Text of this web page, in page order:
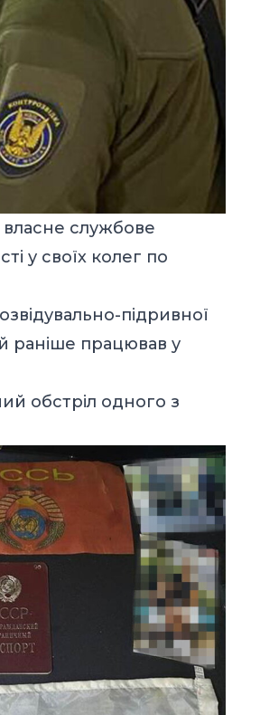
службове
у своїх колег по
підривної
раніше працював у
обстріл одного з